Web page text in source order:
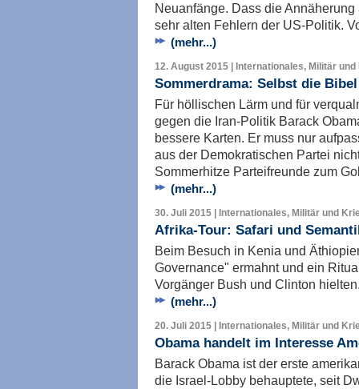
Neuanfänge. Dass die
sehr alten Fehlern der US-Politik.
(mehr...)
12. August 2015 | Internationales, Militär und
Sommerdrama: Selbst die
Für höllischen Lärm und für
gegen die Iran-Politik Barack
bessere Karten. Er muss nur
aus der Demokratischen Partei
Sommerhitze Parteifreunde zum
(mehr...)
30. Juli 2015 | Internationales, Militär und
Afrika-Tour: Safari und
Beim Besuch in Kenia und
Governance" ermahnt und ein
Vorgänger Bush und Clinton
(mehr...)
20. Juli 2015 | Internationales, Militär und
Obama handelt im Interesse
Barack Obama ist der erste
die Israel-Lobby behauptete, seit